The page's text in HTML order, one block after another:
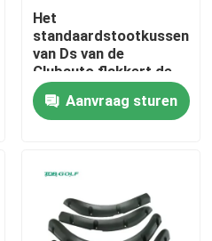
Het
standaardstootkussen
van Ds van de
Clubauto flakkert de
Elektrische
Toebehoren van het
Golfkarretje
Aanvraag sturen